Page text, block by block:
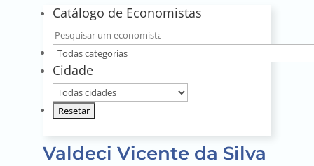
Catálogo de Economistas
Nome
do
economista
Todas
categorias
Cidade
Sua
cidade
Valdeci Vicente da Silva